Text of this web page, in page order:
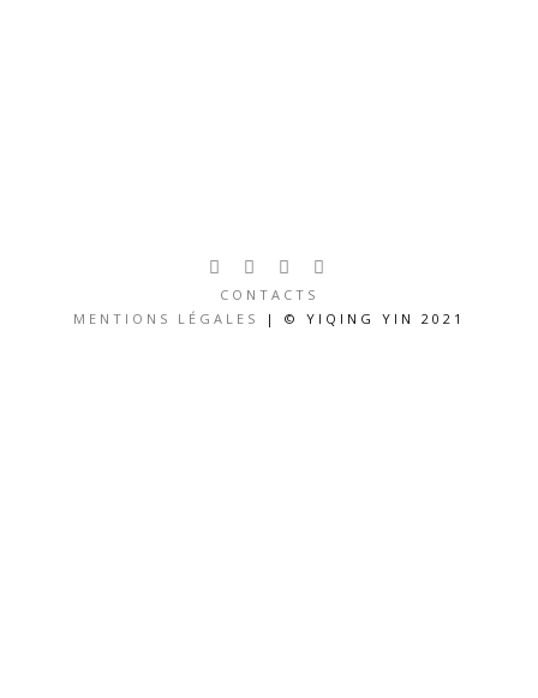
CONTACTS
MENTIONS LÉGALES
| © YIQING YIN 2021